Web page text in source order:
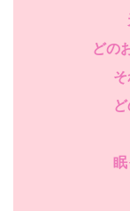
どの
そ
眠